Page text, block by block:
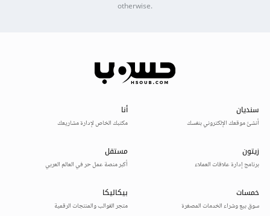
otherwise.